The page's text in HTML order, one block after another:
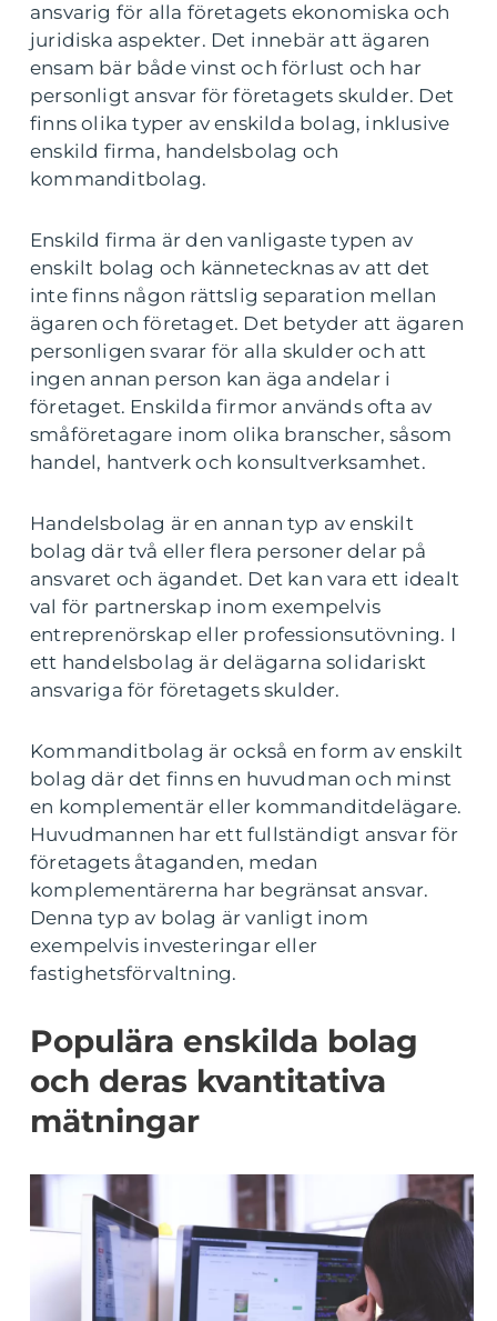
ansvarig för alla företagets ekonomiska och
juridiska aspekter. Det innebär att ägaren
ensam bär både vinst och förlust och har
personligt ansvar för företagets skulder. Det
finns olika typer av enskilda bolag, inklusive
enskild firma, handelsbolag och
kommanditbolag.
Enskild firma är den vanligaste typen av
enskilt bolag och kännetecknas av att det
inte finns någon rättslig separation mellan
ägaren och företaget. Det betyder att ägaren
personligen svarar för alla skulder och att
ingen annan person kan äga andelar i
företaget. Enskilda firmor används ofta av
småföretagare inom olika branscher, såsom
handel, hantverk och konsultverksamhet.
Handelsbolag är en annan typ av enskilt
bolag där två eller flera personer delar på
ansvaret och ägandet. Det kan vara ett idealt
val för partnerskap inom exempelvis
entreprenörskap eller professionsutövning. I
ett handelsbolag är delägarna solidariskt
ansvariga för företagets skulder.
Kommanditbolag är också en form av enskilt
bolag där det finns en huvudman och minst
en komplementär eller kommanditdelägare.
Huvudmannen har ett fullständigt ansvar för
företagets åtaganden, medan
komplementärerna har begränsat ansvar.
Denna typ av bolag är vanligt inom
exempelvis investeringar eller
fastighetsförvaltning.
Populära enskilda bolag
och deras kvantitativa
mätningar